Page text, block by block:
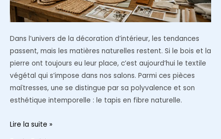
?
Dans l’univers de la décoration d’intérieur, les tendances
passent, mais les matières naturelles restent. Si le bois et la
pierre ont toujours eu leur place, c’est aujourd’hui le textile
végétal qui s’impose dans nos salons. Parmi ces pièces
maîtresses, une se distingue par sa polyvalence et son
esthétique intemporelle : le tapis en fibre naturelle.
Pourquoi
Lire la suite »